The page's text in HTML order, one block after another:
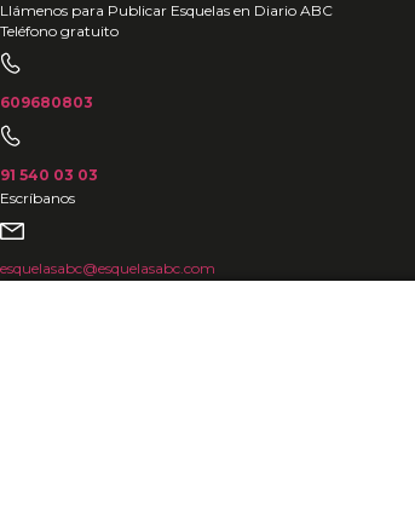
Ir
al
contenido
Llámenos para Publicar Esquelas en Diario ABC
Teléfono gratuito
609680803
91 540 03 03
Escríbanos
esquelasabc@esquelasabc.com